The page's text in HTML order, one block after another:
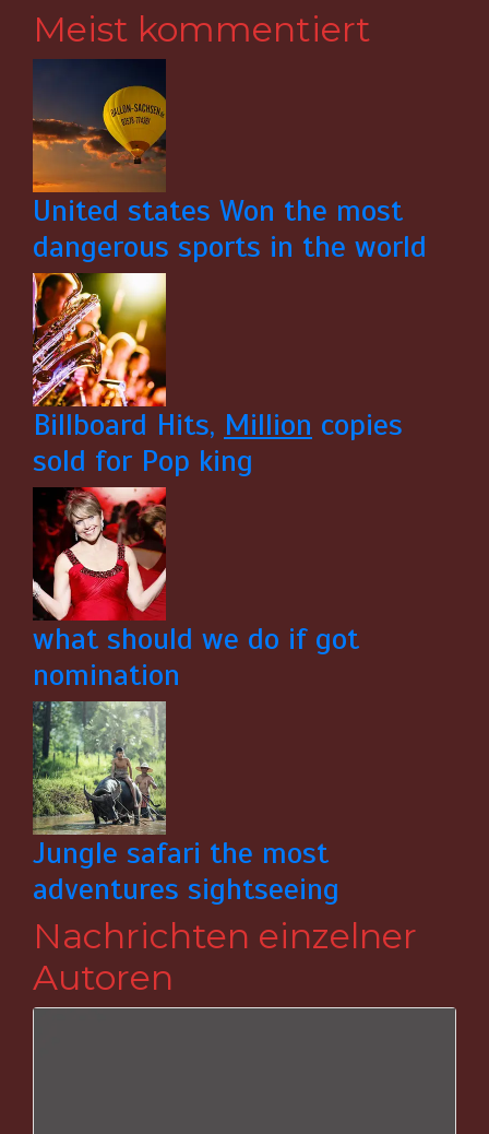
Meist kommentiert
United states Won the most
dangerous sports in the world
Billboard Hits, Million copies
sold for Pop king
what should we do if got
nomination
Jungle safari the most
adventures sightseeing
Nachrichten einzelner
Autoren